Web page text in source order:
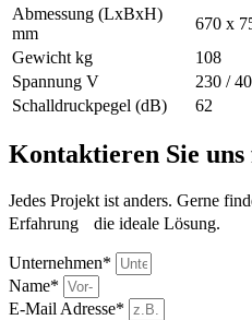
Abmessung (LxBxH)
mm
670 x
Gewicht kg
108
Spannung V
230 /
Schalldruckpegel (dB)
62
Kontaktieren Sie
Jedes Projekt ist anders. Gerne
Erfahrung die ideale Lösung.
Unternehmen*
Name*
E-Mail Adresse*